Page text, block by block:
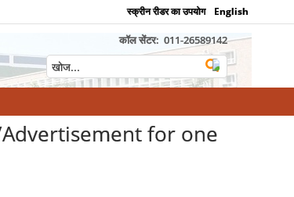
स्क्रीन रीडर का उपयोग English
कॉल सेंटर: 011-26589142
/Advertisement for one